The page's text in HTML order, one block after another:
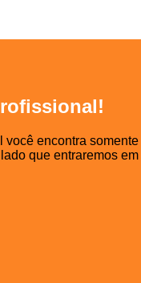
encontra
que entraremos em